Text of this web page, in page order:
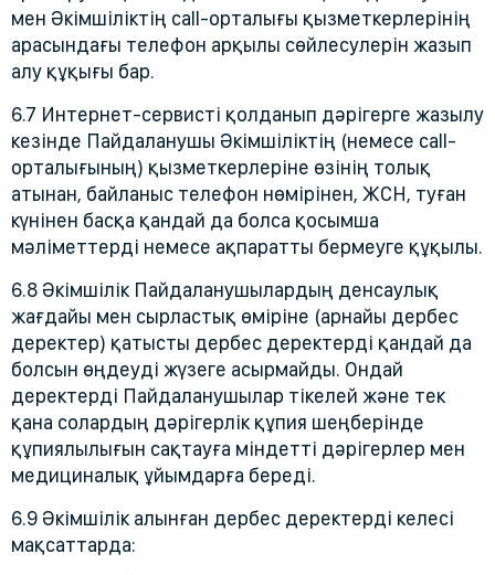
мен Әкімшіліктің call-орталығы қызметкерлерінің
арасындағы телефон арқылы сөйлесулерін жазып
алу құқығы бар.
6.7 Интернет-сервисті қолданып дәрігерге жазылу
кезінде Пайдаланушы Әкімшіліктің (немесе call-
орталығының) қызметкерлеріне өзінің толық
атынан, байланыс телефон нөмірінен, ЖСН, туған
күнінен басқа қандай да болса қосымша
мәліметтерді немесе ақпаратты бермеуге құқылы.
6.8 Әкімшілік Пайдаланушылардың денсаулық
жағдайы мен сырластық өміріне (арнайы дербес
деректер) қатысты дербес деректерді қандай да
болсын өңдеуді жүзеге асырмайды. Ондай
деректерді Пайдаланушылар тікелей және тек
қана солардың дәрігерлік құпия шеңберінде
құпиялылығын сақтауға міндетті дәрігерлер мен
медициналық ұйымдарға береді.
6.9 Әкімшілік алынған дербес деректерді келесі
мақсаттарда: